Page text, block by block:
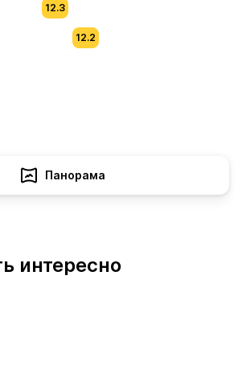
12.2
12.3
Панорама
интересно